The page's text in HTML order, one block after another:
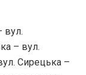
вул.
– вул.
Сирецька –